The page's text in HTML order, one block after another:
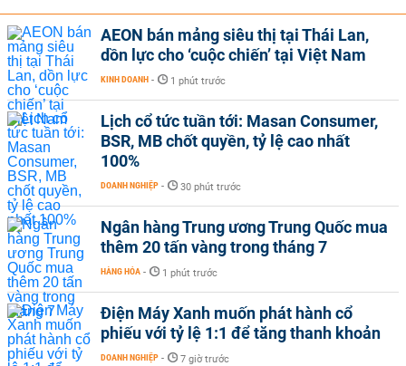
AEON bán mảng siêu thị tại Thái Lan,
dồn lực cho ‘cuộc chiến’ tại Việt Nam
KINH DOANH - 1 phút trước
Lịch cổ tức tuần tới: Masan Consumer,
BSR, MB chốt quyền, tỷ lệ cao nhất
100%
DOANH NGHIỆP - 30 phút trước
Ngân hàng Trung ương Trung Quốc mua
thêm 20 tấn vàng trong tháng 7
HÀNG HÓA - 1 phút trước
Điện Máy Xanh muốn phát hành cổ
phiếu với tỷ lệ 1:1 để tăng thanh khoản
DOANH NGHIỆP - 7 giờ trước